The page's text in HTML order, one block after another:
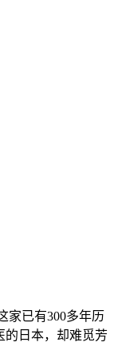
家已有300多年历
的日本，却难觅芳